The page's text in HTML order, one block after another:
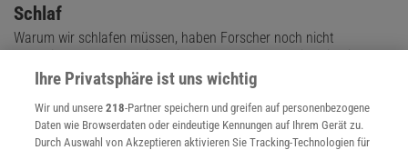
Schlaf
Warum wir schlafen müssen, haben Forscher noch nicht
abschließend geklärt. Sicher ist aber: Guter Schlaf ist wichtig für
die Gesundheit.
Ihre Privatsphäre ist uns wichtig
Wir und unsere218-Partner speichern und greifen auf personenbezogene
Daten wie Browserdaten oder eindeutige Kennungen auf Ihrem Gerät zu.
Durch Auswahl von Akzeptieren aktivieren Sie Tracking-Technologien für